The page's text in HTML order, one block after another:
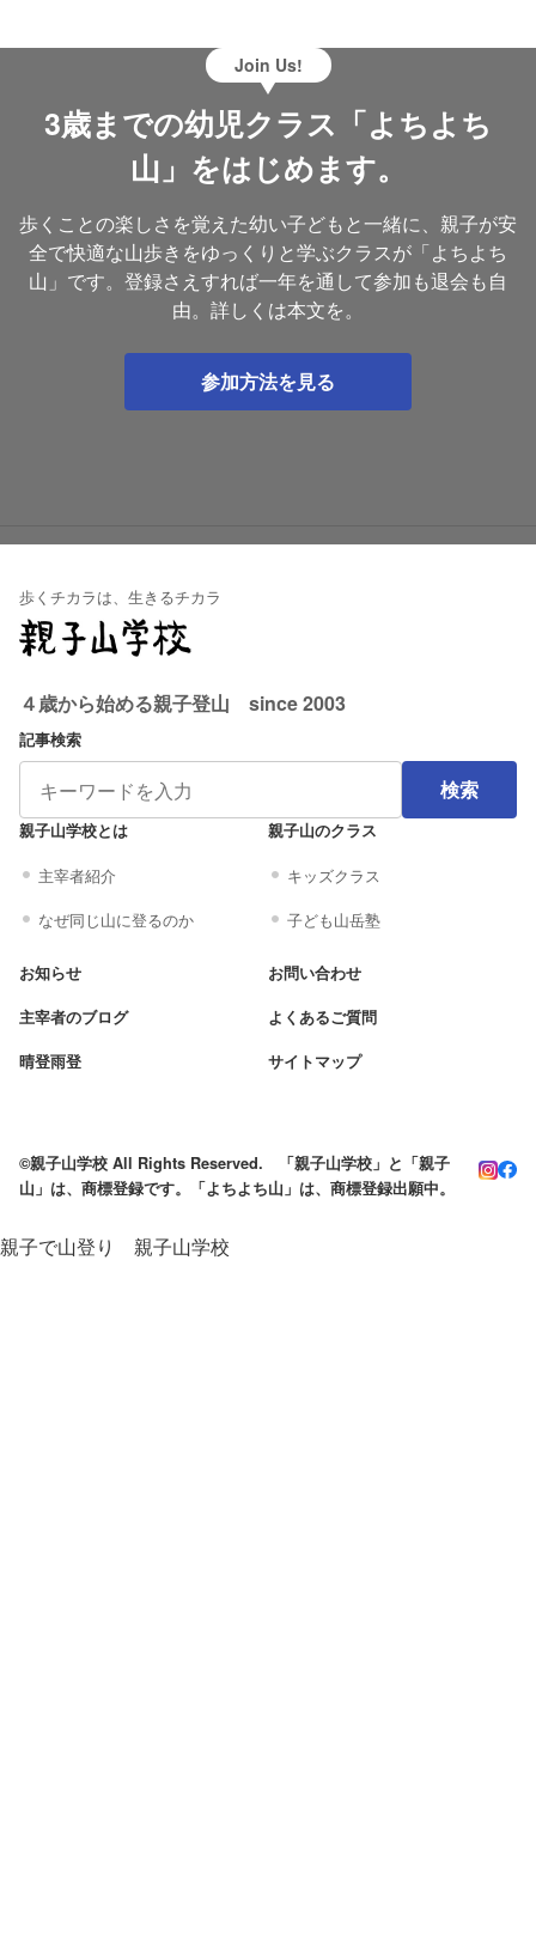
Join Us!
3歳までの幼児クラス「よちよち
山」をはじめます。
歩くことの楽しさを覚えた幼い子どもと一緒に、親子が安
全で快適な山歩きをゆっくりと学ぶクラスが「よちよち
山」です。登録さえすれば一年を通して参加も退会も自
由。詳しくは本文を。
参加方法を見る
歩くチカラは、生きるチカラ
４歳から始める親子登山 since 2003
記事検索
検索
親子山学校とは
主宰者紹介
なぜ同じ山に登るのか
親子山のクラス
キッズクラス
子ども山岳塾
お知らせ
主宰者のブログ
晴登雨登
お問い合わせ
よくあるご質問
サイトマップ
©親子山学校 All Rights Reserved. 「親子山学校」と「親子
山」は、商標登録です。「よちよち山」は、商標登録出願中。
親子で山登り 親子山学校